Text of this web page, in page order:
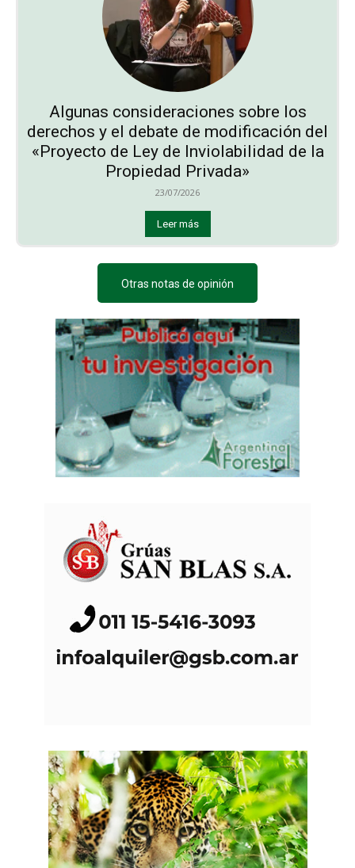
Algunas consideraciones sobre los
derechos y el debate de modificación del
«Proyecto de Ley de Inviolabilidad de la
Propiedad Privada»
23/07/2026
Leer más
Otras notas de opinión